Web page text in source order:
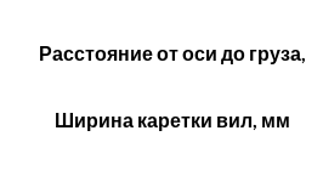
Расстояние от оси до груза,
Ширина каретки вил, мм